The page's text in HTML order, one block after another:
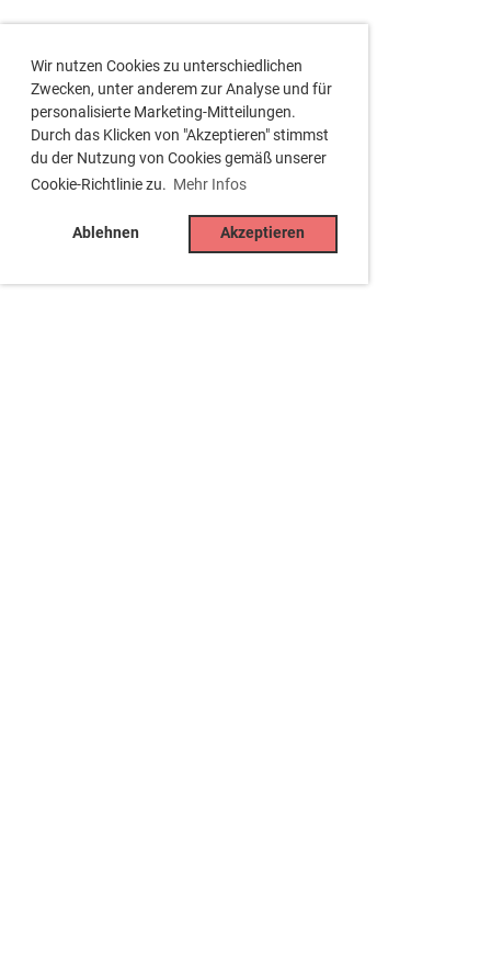
Wir nutzen Cookies zu unterschiedlichen
Zwecken, unter anderem zur Analyse und für
personalisierte Marketing-Mitteilungen.
Durch das Klicken von "Akzeptieren" stimmst
du der Nutzung von Cookies gemäß unserer
Cookie-Richtlinie zu. Mehr Infos
Ablehnen Akzeptieren